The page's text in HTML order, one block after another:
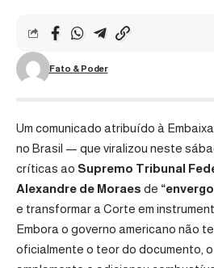
Fato & Poder
Um comunicado atribuído à
no Brasil — que viralizou neste
críticas ao Supremo Tribunal
Alexandre de Moraes de
e transformar a Corte em
Embora o governo americano não
oficialmente o teor do documento,